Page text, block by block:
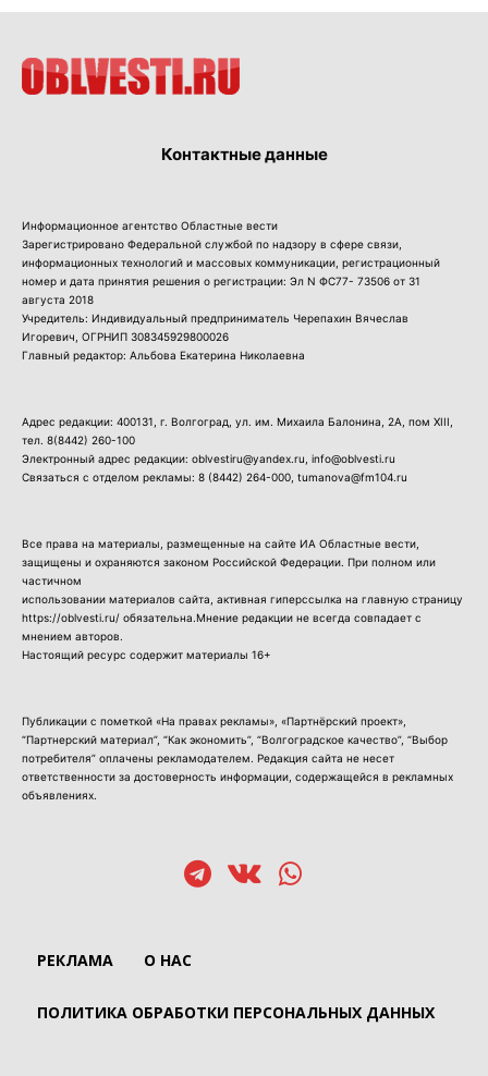
Контактные данные
Информационное агентство Областные вести
Зарегистрировано Федеральной службой по надзору в сфере связи,
информационных технологий и массовых коммуникации, регистрационный
номер и дата принятия решения о регистрации: Эл N ФС77- 73506 от 31
августа 2018
Учредитель: Индивидуальный предприниматель Черепахин Вячеслав
Игоревич, ОГРНИП 308345929800026
Главный редактор: Альбова Екатерина Николаевна
Адрес редакции: 400131, г. Волгоград, ул. им. Михаила Балонина, 2А, пом XIII,
тел. 8(8442) 260-100
Электронный адрес редакции: oblvestiru@yandex.ru, info@oblvesti.ru
Связаться с отделом рекламы: 8 (8442) 264-000 , tumanova@fm104.ru
Все права на материалы, размещенные на сайте ИА Областные вести,
защищены и охраняются законом Российской Федерации. При полном или
частичном
использовании материалов сайта, активная гиперссылка на главную страницу
https://oblvesti.ru/ обязательна.Мнение редакции не всегда совпадает с
мнением авторов.
Настоящий ресурс содержит материалы 16+
Публикации с пометкой «На правах рекламы», «Партнёрский проект»,
“Партнерский материал”, “Как экономить”, “Волгоградское качество”, “Выбор
потребителя” оплачены рекламодателем. Редакция сайта не несет
ответственности за достоверность информации, содержащейся в рекламных
объявлениях.
РЕКЛАМА О НАС
ПОЛИТИКА ОБРАБОТКИ ПЕРСОНАЛЬНЫХ ДАННЫХ